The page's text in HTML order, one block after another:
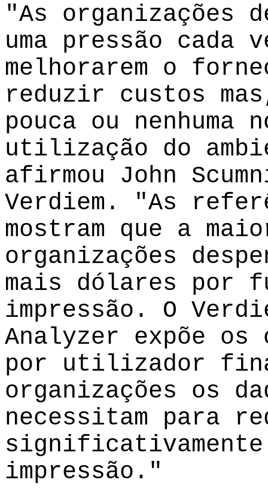
"As organizações
uma pressão cada
melhorarem o
reduzir custos
pouca ou nenhuma
utilização do
afirmou John
Verdiem . "As
mostram que a
organizações
mais dólares por
impressão. O
Analyzer expõe os
por utilizador
organizações os
necessitam para
significativamente
impressão."